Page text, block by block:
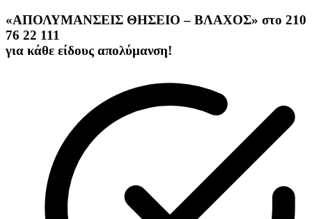
«ΑΠΟΛΥΜΑΝΣΕΙΣ ΘΗΣΕΙΟ – ΒΛΑΧΟΣ» στο 210
76 22 111
για κάθε είδους απολύμανση!